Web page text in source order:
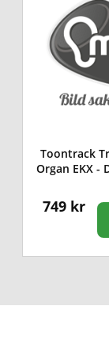
Toontrack
Organ EKX -
749 kr